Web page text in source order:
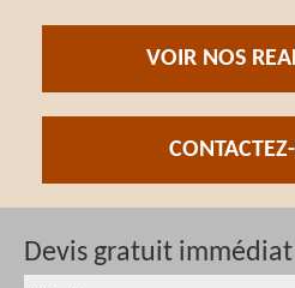
VOIR NOS
Devis gratuit immédiat